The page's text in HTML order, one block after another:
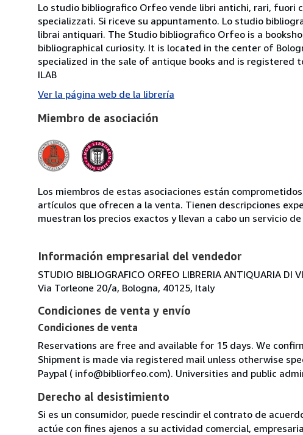
Lo studio bibliografico Orfeo vende libri antichi, rari, fuori
specializzati. Si riceve su appuntamento. Lo studio
librai antiquari. The Studio bibliografico Orfeo is a
bibliographical curiosity. It is located in the center of
specialized in the sale of antique books and is registered
ILAB
Ver la página web de la librería
Miembro de asociación
Los miembros de estas asociaciones están
artículos que ofrecen a la venta. Tienen descripciones
muestran los precios exactos y llevan a cabo un servicio
Información empresarial del vendedor
STUDIO BIBLIOGRAFICO ORFEO LIBRERIA ANTIQUARIA DI
Via Torleone 20/a, Bologna, 40125, Italy
Condiciones de venta y envío
Condiciones de venta
Reservations are free and available for 15 days. We
Shipment is made via registered mail unless otherwise
Paypal ( info@bibliorfeo.com). Universities and public
Derecho al desistimiento
Si es un consumidor, puede rescindir el contrato de
actúe con fines ajenos a su actividad comercial,